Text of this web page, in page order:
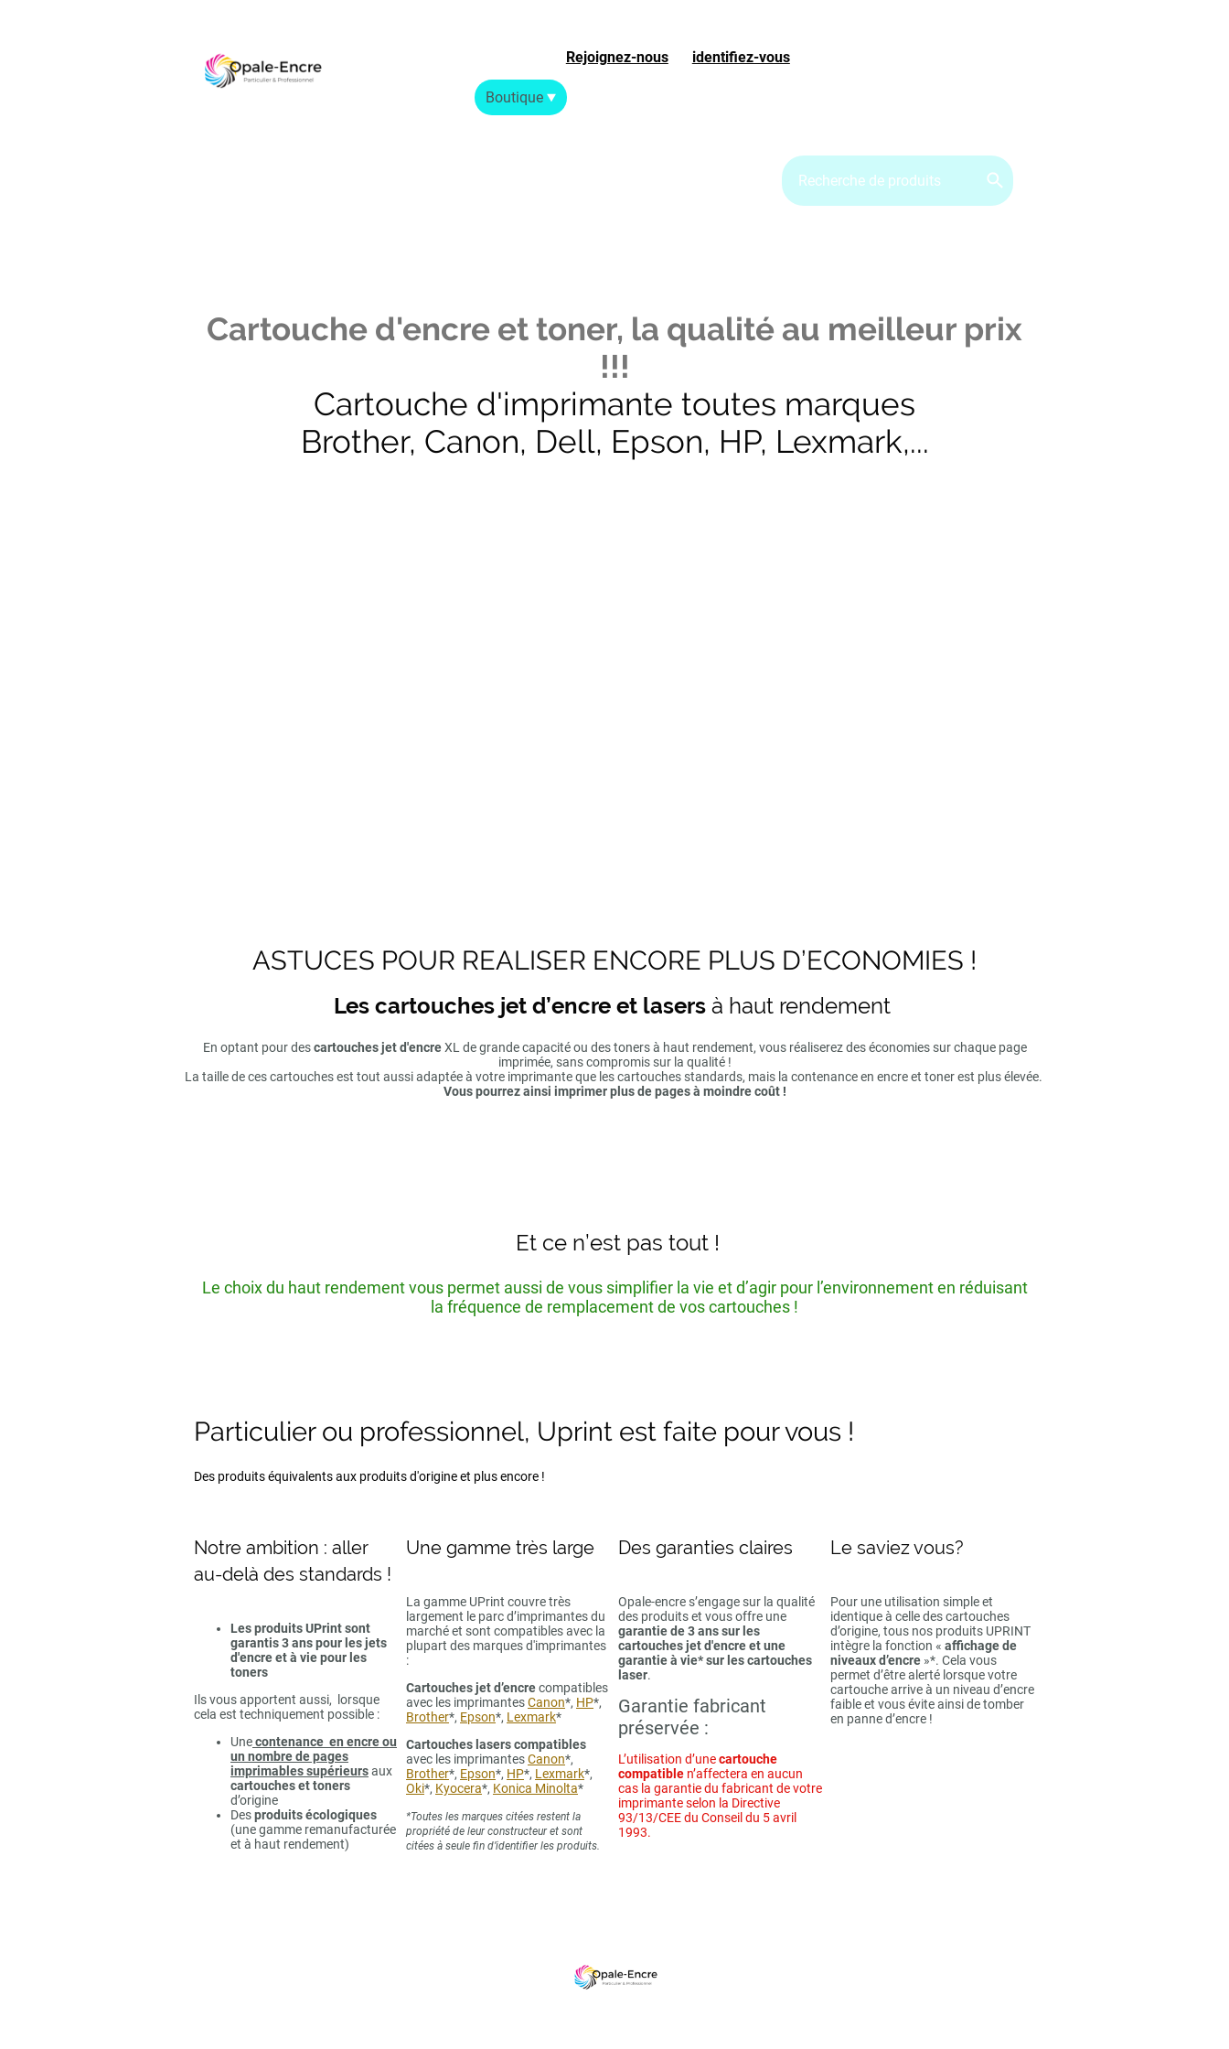
Rejoignez-nousou identifiez-vous
Boutique
Cartouche d'encre et toner, la qualité au meilleur prix
!!!
Cartouche d'imprimante toutes marques
Brother, Canon, Dell, Epson, HP, Lexmark,...
ASTUCES POUR REALISER ENCORE PLUS D’ECONOMIES !
Les cartouches jet d’encre et lasersà haut rendement
En optant pour descartouches jet d'encreXL de grande capacité ou des toners à haut rendement, vous réaliserez des économies sur chaque page
imprimée, sans compromis sur la qualité !
La taille de ces cartouches est tout aussi adaptée à votre imprimante que les cartouches standards, mais la contenance en encre et toner est plus élevée.
Vous pourrez ainsi imprimer plus de pages à moindre coût !
Et ce n’est pas tout !
Le choix du haut rendement vous permet aussi de vous simplifier la vie et d’agir pour l’environnement en réduisant
la fréquence de remplacement de vos cartouches !
Particulier ou professionnel, Uprint est faite pour vous !
Des produits équivalents aux produits d'origine et plus encore !
Notre ambition : aller
au-delà des standards !
Les produits UPrint sont
garantis 3 ans pour les jets
d'encre et à vie pour les
toners
Ils vous apportent aussi, lorsque
cela est techniquement possible :
Unecontenance en encre ou
un nombre de pages
imprimables supérieursaux
cartouches et toners
d’origine
Desproduits écologiques
(une gamme remanufacturée
et à haut rendement)
Une gamme très large
La gamme UPrint couvre très
largement le parc d’imprimantes du
marché et sont compatibles avec la
plupart des marques d'imprimantes
:
Cartouches jet d’encrecompatibles
avec les imprimantesCanon*, HP*,
Brother*, Epson*, Lexmark*
Cartouches lasers compatibles
avec les imprimantesCanon*,
Brother*, Epson*, HP*, Lexmark*,
Oki*, Kyocera*, Konica Minolta*
*Toutes les marques citées restent la
propriété de leur constructeur et sont
citées à seule fin d’identifier les produits.
Des garanties claires
Opale-encre s’engage sur la qualité
des produits et vous offre une
garantie de 3 ans sur les
cartouches jet d'encre et une
garantie à vie* sur les cartouches
laser.
Garantie fabricant
préservée :
L’utilisation d’unecartouche
compatible n’affectera en aucun
cas la garantie du fabricant de votre
imprimante selon la Directive
93/13/CEE du Conseil du 5 avril
1993.
Le saviez vous?
Pour une utilisation simple et
identique à celle des cartouches
d’origine, tous nos produits UPRINT
intègre la fonction « affichage de
niveaux d’encre »*. Cela vous
permet d’être alerté lorsque votre
cartouche arrive à un niveau d’encre
faible et vous évite ainsi de tomber
en panne d’encre !